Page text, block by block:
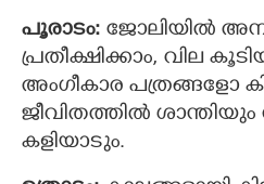
പൂരാടം: ജോലിയില്‍
പ്രതീക്ഷിക്കാം, വില
അംഗീകാര പത്രങ്ങളോ
ജീവിതത്തില്‍
കളിയാടും.